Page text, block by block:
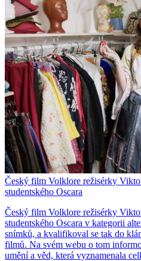
Český film Volklore režisérky
studentského Oscara
Český film Volklore režisérky
studentského Oscara v kategorii
snímků, a kvalifikoval se tak do
filmů. Na svém webu o tom
umění a věd, která vyznamenala